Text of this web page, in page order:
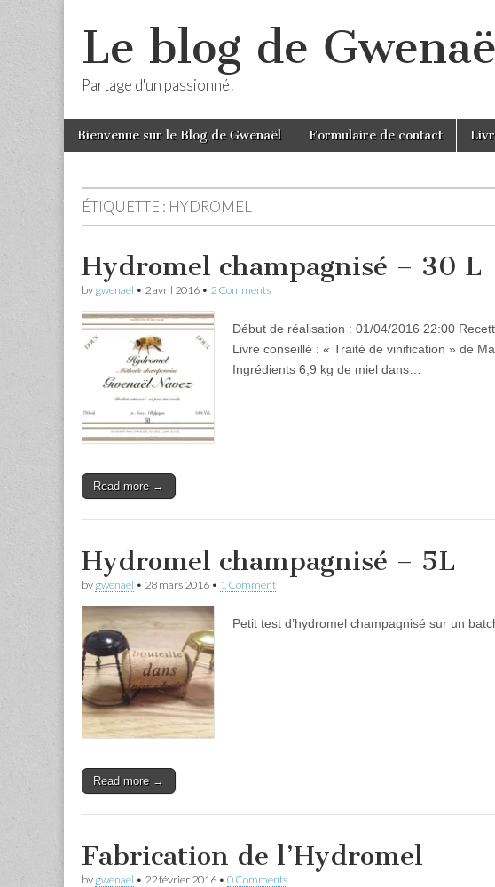
Le blog de
Partage d'un passionné!
Main
menu
Skip
Bienvenue sur le Blog de Gwenaël Formulaire de contact
ÉTIQUETTE : HYDROMEL
Hydromel champagnisé – 30 L
by gwenael • 2 avril 2016 • 2 Comments
Début de réalisation : 01/04/2016 22:00
Livre conseillé : « Traité de vinification » de
Ingrédients 6,9 kg de miel dans…
Read more →
Hydromel champagnisé – 5L
by gwenael • 28 mars 2016 • 1 Comment
Petit test d’hydromel champagnisé sur un
Read more →
Fabrication de l’Hydromel
by gwenael • 22 février 2016 • 0 Comments